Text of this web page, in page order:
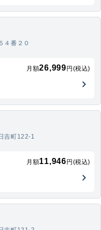
４番２０
月額26,999 円(税込)
吉町122-1
月額11,946 円(税込)